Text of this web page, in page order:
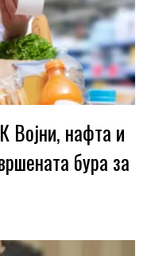
нафта и
бура за